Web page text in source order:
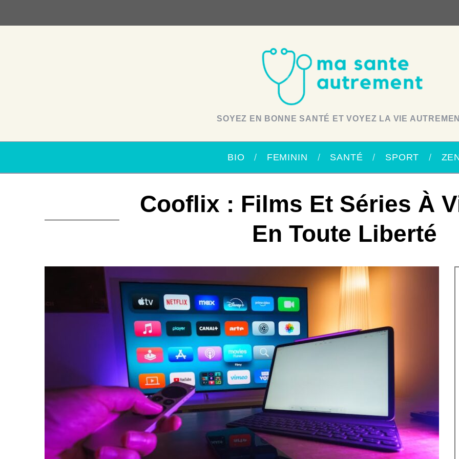
SOYEZ EN BONNE SANTÉ ET VOYEZ LA VIE
BIO FEMININ SANTÉ SPORT
Cooflix : Films Et Séries À
En Toute Liberté